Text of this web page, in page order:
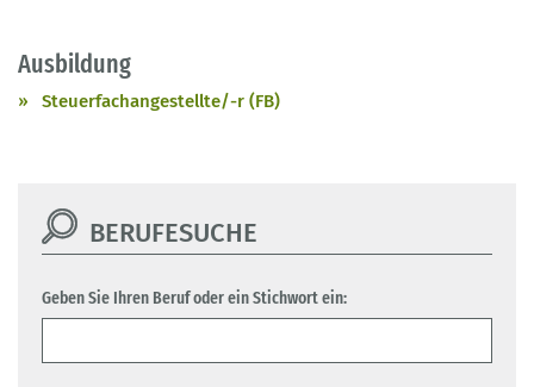
Ausbildung
Steuerfachangestellte/-r (FB)
BERUFESUCHE
Geben Sie Ihren Beruf oder ein Stichwort ein: